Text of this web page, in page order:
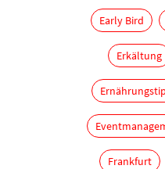
Early Bird
Erkältung
Frankfurt